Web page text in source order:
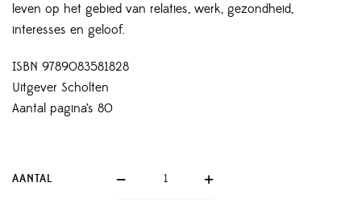
leven op het gebied van relaties, werk, gezondheid,
interesses en geloof.
ISBN 9789083581828
Uitgever Scholten
Aantal pagina’s 80
AANTAL